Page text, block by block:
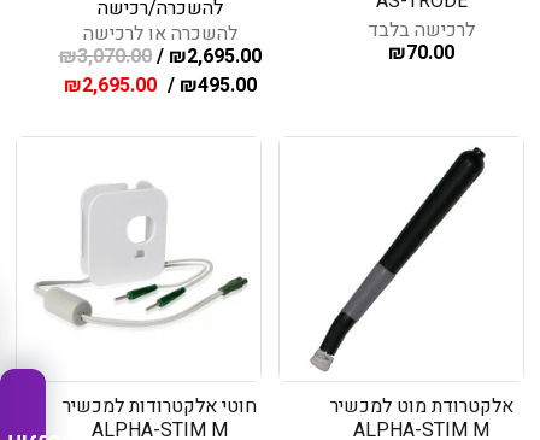
לרכישה בלבד
₪70.00
להשכרה/רכישה
להשכרה או לרכישה
₪2,695.00
/
₪3,070.00
₪495.00
/
₪2,695.00
אלקטרודת מוט למכשיר
ALPHA-STIM M
חוטי אלקטרודות למכשיר
ALPHA-STIM M